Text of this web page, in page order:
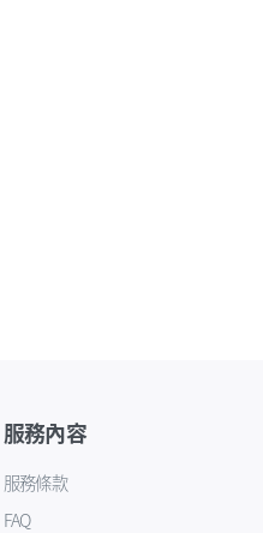
服務內容
服務條款
FAQ